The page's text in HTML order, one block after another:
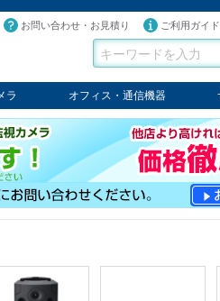
お問い合わせ・お見積り ご利用ガイド
ラ オフィス・通信機器
回線切替器
疑似電話回線装置
通信機器
デジタル携帯電話PBX
収納・ラック・ハンガー
会議システム
電子黒板
ホワイトボード
その他 音
輸
楽器
ケ